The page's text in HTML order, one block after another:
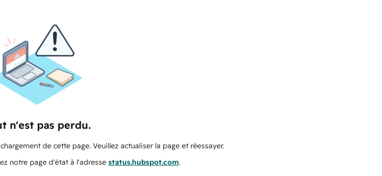
n'est pas perdu.
de cette page. Veuillez actualiser la page et réessayer.
notre page d'état à l'adresse status.hubspot.com.